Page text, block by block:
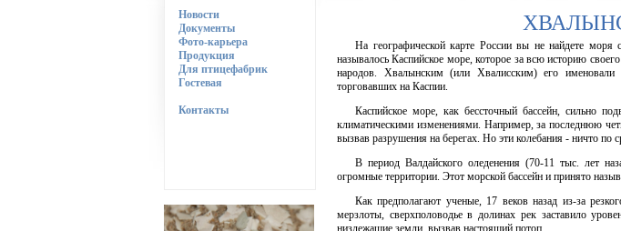
Новости
Документы
Фото-карьера
Продукция
Для птицефабрик
Гостевая
Контакты
На географической карте России вы не найдете
называлось Каспийское море, которое за всю историю
народов. Хвалынским (или Хвалисским) его
торговавших на Каспии.
Каспийское море, как бессточный бассейн, сильно
климатическими изменениями. Например, за последнюю
вызвав разрушения на берегах. Но эти колебания - ничто по
В период Валдайского оледенения (70-11 тыс. лет
огромные территории. Этот морской бассейн и принято
Как предполагают ученые, 17 веков назад из-за
мерзлоты, сверхполоводье в долинах рек заставило
низлежащие земли, вызвав настоящий потоп.